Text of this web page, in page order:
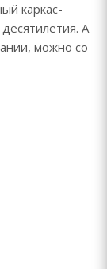
каркас-
А
можно со